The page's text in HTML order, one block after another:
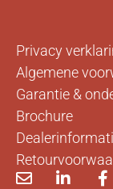
Privacy
Algemene
Garantie &
Brochure